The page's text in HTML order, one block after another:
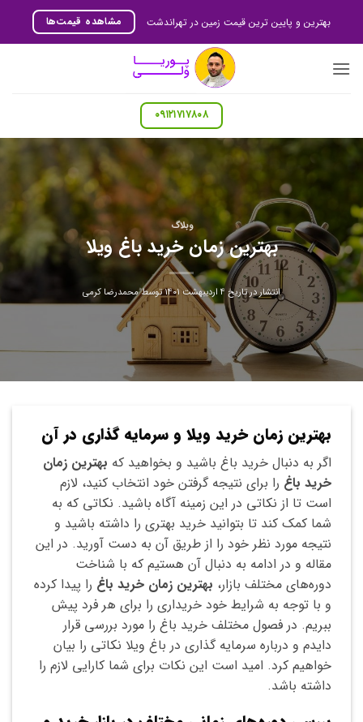
content
بهترین و پایین ترین قیمت زمین در تهراندشت مشاهده قیمت‌ها
۰۹۱۲۱۷۱۷۸۰۸
وبلاگ
بهترین زمان خرید باغ ویلا
انتشار در تاریخ۴ اردیبهشت ۱۴۰۱ توسطمحمدرضا کرمی
بهترین زمان خرید ویلا و سرمایه گذاری در آن
اگر به دنبال خرید باغ باشید و بخواهید که بهترین زمان
خرید باغ را برای نتیجه گرفتن خود انتخاب کنید، لازم
است تا از نکاتی در این زمینه آگاه باشید. نکاتی که به
شما کمک کند تا بتوانید خرید بهتری را داشته باشید و
نتیجه مورد نظر خود را از طریق آن به دست آورید. در این
مقاله و در ادامه به دنبال آن هستیم که با شناخت
دوره‌های مختلف بازار، بهترین زمان خرید باغ را پیدا کرده
و با توجه به شرایط خود خریداری را برای هر فرد پیش
ببریم. در فصول مختلف خرید باغ را مورد بررسی قرار
دایدم و درباره سرمایه گذاری در باغ ویلا نکاتی را بیان
خواهیم کرد. امید است این نکات برای شما کارایی لازم را
داشته باشد.